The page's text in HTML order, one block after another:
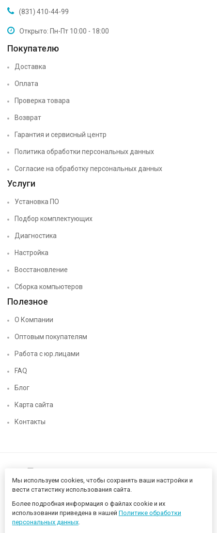
(831) 410-44-99
Открыто: Пн-Пт 10:00 - 18:00
Покупателю
Доставка
Оплата
Проверка товара
Возврат
Гарантия и сервисный центр
Политика обработки персональных данных
Согласие на обработку персональных данных
Услуги
Установка ПО
Подбор комплектующих
Диагностика
Настройка
Восстановление
Сборка компьютеров
Полезное
О Компании
Оптовым покупателям
Работа с юр.лицами
FAQ
Блог
Карта сайта
Контакты
Нижегородский цифровой CHIP52 - компьютерный магазин ©
2026 Разработано в
Мы используем cookies, чтобы сохранять ваши настройки и
вести статистику использования сайта.
Более подробная информация о файлах cookie и их
использовании приведена в нашей Политике обработки
персональных данных.